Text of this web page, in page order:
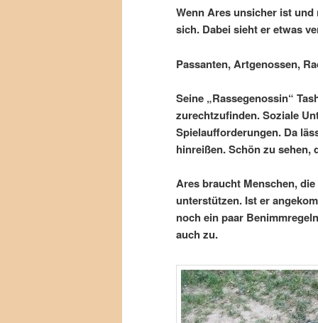
Wenn Ares unsicher ist
sich. Dabei sieht er etwas
Passanten, Artgenossen,
Seine „Rassegenossin“
zurechtzufinden. Soziale
Spielaufforderungen. Da
hinreißen. Schön zu
Ares braucht Menschen,
unterstützen. Ist er
noch ein paar
auch zu.